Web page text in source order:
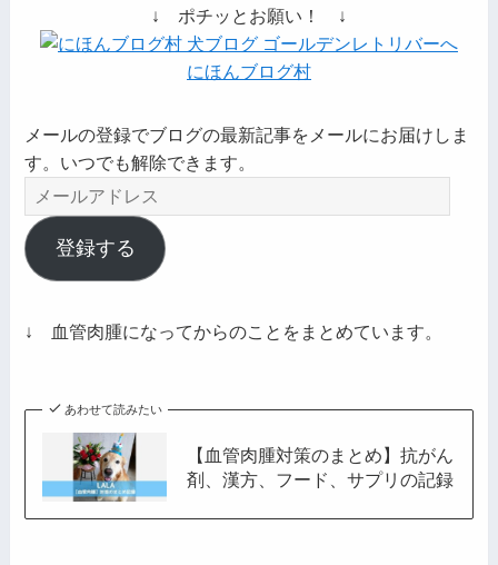
↓ ポチッとお願い！ ↓
にほんブログ村
メールの登録でブログの最新記事をメールにお届けしま
す。いつでも解除できます。
メ
ー
ル
ア
レ
登録する
↓ 血管肉腫になってからのことをまとめています。
あわせて読みたい
【血管肉腫対策のまとめ】抗がん
剤、漢方、フード、サプリの記録